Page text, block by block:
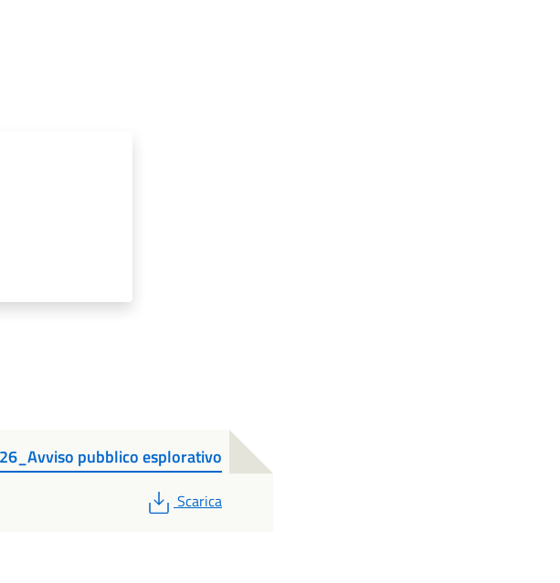
pubblico esplorativo
PDF
Scarica